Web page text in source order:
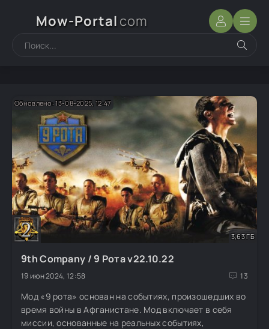
Mow-Portal com
Обновлено: 13-08-2025, 12:47
3,63 ГБ
9th Company / 9 Рота v22.10.22
19 июн 2024, 12:58 13
Мод «9 рота» основан на событиях, произошедших во
время войны в Афганистане. Мод включает в себя
миссии, основанные на реальных событиях,